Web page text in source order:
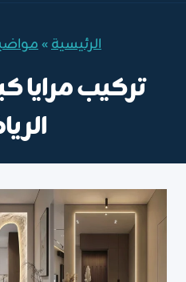
الرئيسية»
تركيب مرايا